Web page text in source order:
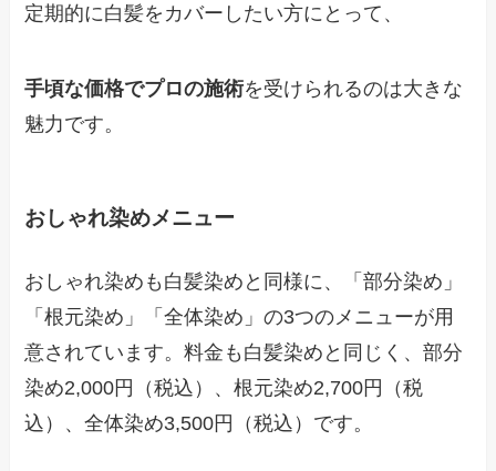
定期的に白髪をカバーしたい方にとって、
手頃な価格でプロの施術を受けられるのは大きな
魅力です。
おしゃれ染めメニュー
おしゃれ染めも白髪染めと同様に、「部分染め」
「根元染め」「全体染め」の3つのメニューが用
意されています。料金も白髪染めと同じく、部分
染め2,000円（税込）、根元染め2,700円（税
込）、全体染め3,500円（税込）です。